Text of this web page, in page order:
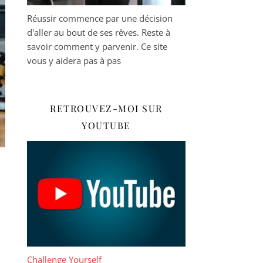
Réussir commence par une décision
d'aller au bout de ses rêves. Reste à
savoir comment y parvenir. Ce site
vous y aidera pas à pas
RETROUVEZ-MOI SUR
YOUTUBE
Challenge Yourself